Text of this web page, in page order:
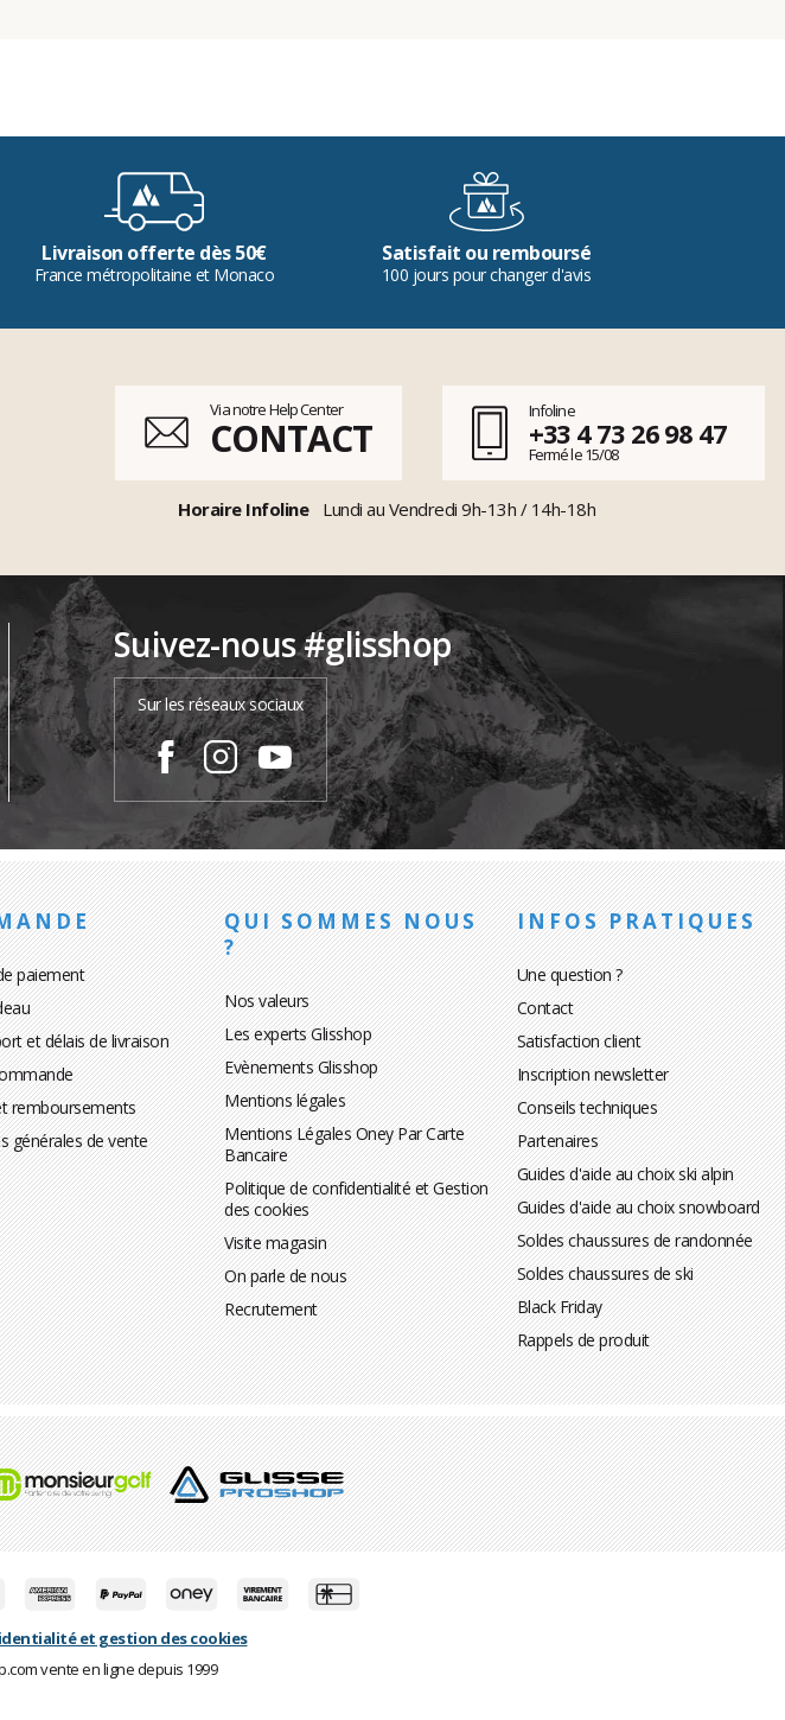
Livraison offerte dès 50€
France métropolitaine et Monaco
Satisfait ou remboursé
100 jours pour changer d'avis
Via notre Help Center
CONTACT
Infoline
+33 4 73 26 98 47
Fermé le 15/08
Horaire Infoline Lundi au Vendredi 9h-13h / 14h-18h
Suivez-nous #glisshop
Sur les réseaux sociaux
paiement
et délais de livraison
remboursements
générales de vente
QUI SOMMES NOUS
?
Nos valeurs
Les experts Glisshop
Evènements Glisshop
Mentions légales
Mentions Légales Oney Par Carte
Bancaire
Politique de confidentialité et Gestion
des cookies
Visite magasin
On parle de nous
Recrutement
INFOS PRATIQUES
Une question ?
Contact
Satisfaction client
Inscription newsletter
Conseils techniques
Partenaires
Guides d'aide au choix ski alpin
Guides d'aide au choix snowboard
Soldes chaussures de randonnée
Soldes chaussures de ski
Black Friday
Rappels de produit
et gestion des cookies
vente en ligne depuis 1999